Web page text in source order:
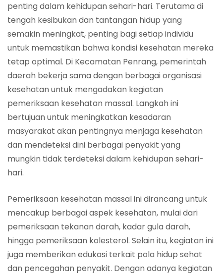
penting dalam kehidupan sehari-hari. Terutama di
tengah kesibukan dan tantangan hidup yang
semakin meningkat, penting bagi setiap individu
untuk memastikan bahwa kondisi kesehatan mereka
tetap optimal. Di Kecamatan Penrang, pemerintah
daerah bekerja sama dengan berbagai organisasi
kesehatan untuk mengadakan kegiatan
pemeriksaan kesehatan massal. Langkah ini
bertujuan untuk meningkatkan kesadaran
masyarakat akan pentingnya menjaga kesehatan
dan mendeteksi dini berbagai penyakit yang
mungkin tidak terdeteksi dalam kehidupan sehari-
hari.
Pemeriksaan kesehatan massal ini dirancang untuk
mencakup berbagai aspek kesehatan, mulai dari
pemeriksaan tekanan darah, kadar gula darah,
hingga pemeriksaan kolesterol. Selain itu, kegiatan ini
juga memberikan edukasi terkait pola hidup sehat
dan pencegahan penyakit. Dengan adanya kegiatan